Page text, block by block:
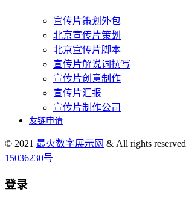
宣传片策划外包
北京宣传片策划
北京宣传片脚本
宣传片解说词撰写
宣传片创意制作
宣传片汇报
宣传片制作公司
友链申请
© 2021 最火数字展示网 & All rights reserved
15036230号
登录